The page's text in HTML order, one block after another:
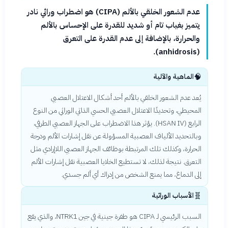
عدم الشعور الخلقي بالألم (CIPA) هو اضطراب وراثي نادر
يتميز بغياب تام أو شديد للقدرة على الإحساس بالألم
والحرارة، بالإضافة إلى عدم القدرة على التعرق
(anhidrosis).
🧠الماهية والآلية
يُعد عدم الشعور الخلقي بالألم أحد أشكال الاعتلال العصبي
المحيطي، وتحديدًا الاعتلال العصبي الحسي الذاتي الوراثي من النوع
الرابع (HSAN IV). يؤثر هذا الاضطراب على الجهاز العصبي الطرفي،
وبالتحديد الألياف العصبية المسؤولة عن نقل إشارات الألم ودرجة
الحرارة، وكذلك تلك المرتبطة بوظائف الجهاز العصبي اللاإرادي مثل
التعرق. نتيجة لذلك، لا تستطيع الخلايا العصبية نقل إشارات الألم
إلى الدماغ، مما يمنع الشخص من إدراك أي ألم جسدي.
🧬الأسباب الوراثية
السبب الرئيسي لـ CIPA هو طفرة جينية في جين NTRK1، والذي يقع